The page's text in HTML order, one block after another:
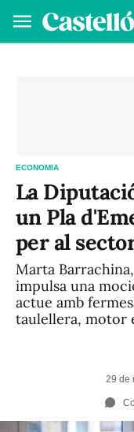
ECONOMIA
La
un Pla
per al
Marta
impulsa una
actue amb
taulellera, motor
29 de